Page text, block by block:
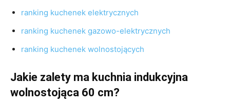
ranking kuchenek elektrycznych
ranking kuchenek gazowo-elektrycznych
ranking kuchenek wolnostojących
Jakie zalety ma kuchnia indukcyjna
wolnostojąca 60 cm?